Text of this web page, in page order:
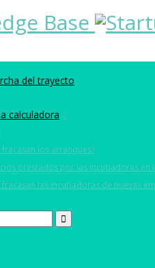
del trayecto
calculadora
fracasan los arranques?
prestados por las incubadoras en
fracasan las incubadoras de nuevas